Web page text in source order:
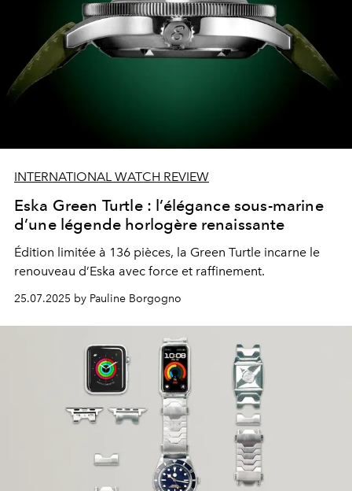
INTERNATIONAL WATCH REVIEW
Eska Green Turtle : l’élégance sous-marine
d’une légende horlogère renaissante
Édition limitée à 136 pièces, la Green Turtle incarne le
renouveau d’Eska avec force et raffinement.
25.07.2025 by Pauline Borgogno